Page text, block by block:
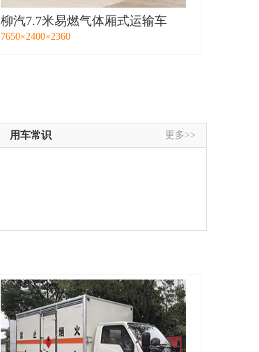
柳汽7.7米易燃气体厢式运输车
7650×2400×2360
用车常识 更多>>